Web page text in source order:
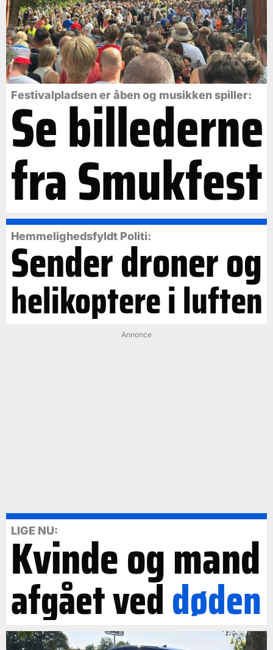
Festivalpladsen er åben og musikken spiller:
Se billederne
fra Smukfest
Hemmelighedsfyldt Politi:
Sender droner og
helikoptere i luften
Annonce
LIGE NU:
Kvinde og mand
afgået veddøden